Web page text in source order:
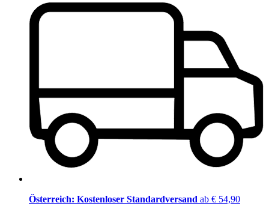
Österreich: Kostenloser Standardversand ab € 54,90